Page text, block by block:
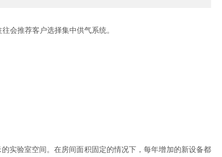
会推荐客户选择集中供气系统。
实验室空间。在房间面积固定的情况下，每年增加的新设备都